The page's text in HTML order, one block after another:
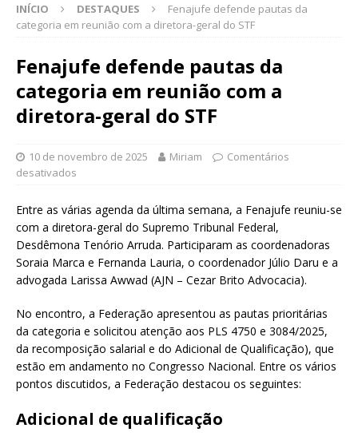
INÍCIO DESTAQUES
Fenajufe defende pautas da
categoria em reunião com a diretora-geral do STF
Fenajufe defende pautas da
categoria em reunião com a
diretora-geral do STF
10 de novembro de 2025 Miriam
Comentários
desativados
Entre as várias agenda da última semana, a Fenajufe reuniu-se
com a diretora-geral do Supremo Tribunal Federal,
Desdêmona Tenório Arruda. Participaram as coordenadoras
Soraia Marca e Fernanda Lauria, o coordenador Júlio Daru e a
advogada Larissa Awwad (AJN – Cezar Brito Advocacia).
No encontro, a Federação apresentou as pautas prioritárias
da categoria e solicitou atenção aos PLS 4750 e 3084/2025,
da recomposição salarial e do Adicional de Qualificação), que
estão em andamento no Congresso Nacional. Entre os vários
pontos discutidos, a Federação destacou os seguintes:
Adicional de qualificação